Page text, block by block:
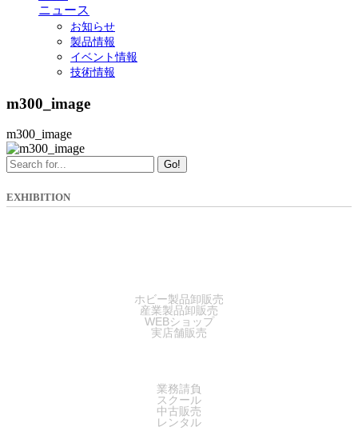
ニュース
お知らせ
製品情報
イベント情報
技術情報
m300_image
m300_image
Go!
EXHIBITION
ホビー製品卸販売
産業製品卸販売
WEBショップ
実店舗販売
業務請負
スクール
中古販売
レンタル